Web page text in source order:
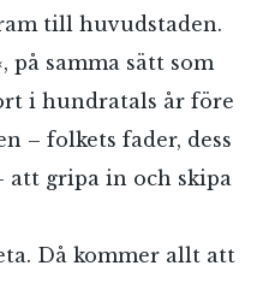
till huvudstaden.
på samma sätt som
i hundratals år före
– folkets fader, dess
att gripa in och skipa
Då kommer allt att